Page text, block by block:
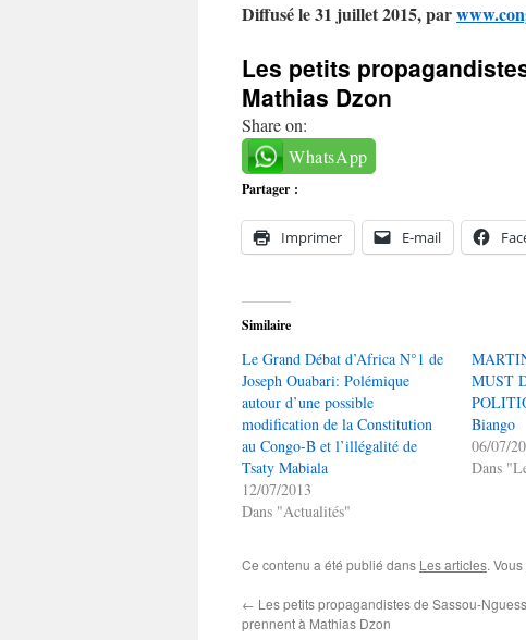
Diffusé le 31 juillet 2015, par
Les petits
Mathias Dzon
Share on:
WhatsApp
Partager :
Imprimer E-mail
Similaire
Le Grand Débat d’Africa N°1 de
Joseph Ouabari: Polémique
autour d’une possible
modification de la Constitution
au Congo-B et l’illégalité de
Tsaty Mabiala
12/07/2013
Dans "Actualités"
MUST
Biango
06/07/
Dans
Ce contenu a été publié dans Les articles.
← Les petits propagandistes de Sassou-
prennent à Mathias Dzon